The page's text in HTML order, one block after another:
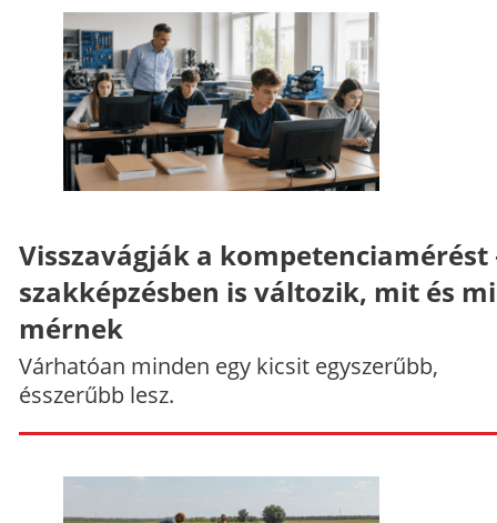
Visszavágják a kompetenciamérést
szakképzésben is változik, mit és
mérnek
Várhatóan minden egy kicsit egyszerűbb,
ésszerűbb lesz.